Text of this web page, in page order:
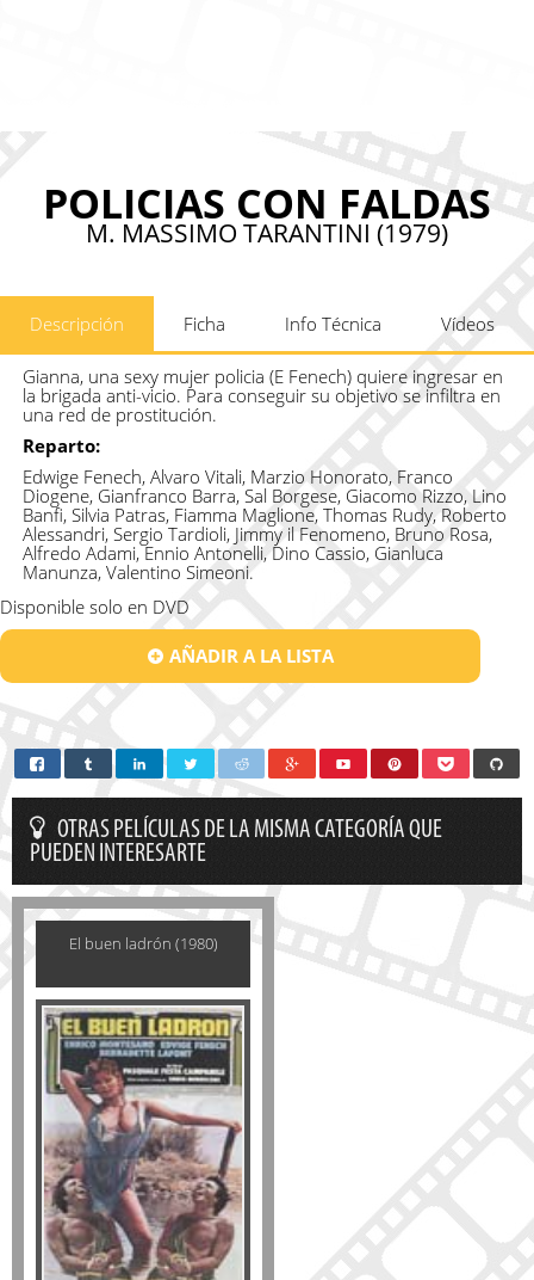
POLICIAS CON FALDAS
M. MASSIMO TARANTINI (1979)
Descripción Ficha Info Técnica Vídeos
Gianna, una sexy mujer policia (E Fenech) quiere ingresar en
la brigada anti-vicio. Para conseguir su objetivo se infiltra en
una red de prostitución.
Reparto:
Edwige Fenech, Alvaro Vitali, Marzio Honorato, Franco
Diogene, Gianfranco Barra, Sal Borgese, Giacomo Rizzo, Lino
Banfi, Silvia Patras, Fiamma Maglione, Thomas Rudy, Roberto
Alessandri, Sergio Tardioli, Jimmy il Fenomeno, Bruno Rosa,
Alfredo Adami, Ennio Antonelli, Dino Cassio, Gianluca
Manunza, Valentino Simeoni.
Disponible solo en DVD
AÑADIR A LA LISTA
OTRAS PELÍCULAS DE LA MISMA CATEGORÍA QUE
PUEDEN INTERESARTE
El buen ladrón (1980)